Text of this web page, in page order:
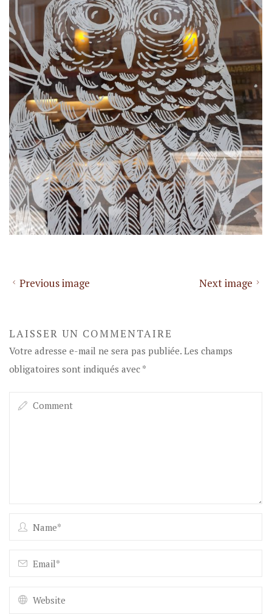
Previous image Next image
LAISSER UN COMMENTAIRE
Votre adresse e-mail ne sera pas publiée. Les champs
obligatoires sont indiqués avec *